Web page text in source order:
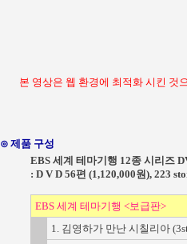
본 영상은 웹 환경에 최적화 시킨 것
⊙ 제품 구성
EBS 세계 테마기행 12종 시리즈
: D V D 56편 (1,120,000원), 223
EBS 세계 테마기행 <보급판>
1. 김영하가 만난 시칠리아